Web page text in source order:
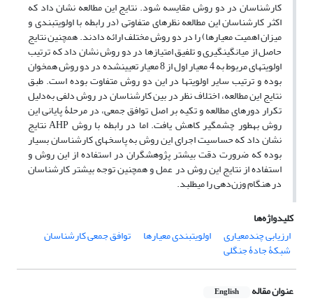
کارشناسان در دو روش مقایسه شود. نتایج این مطالعه نشان داد که
اکثر کارشناسان این مطالعه نظرهای متفاوتی (در رابطه با اولویت‏بندی و
میزان اهمیت معیار‏ها) را در دو روش مختلف ارائه دادند. همچنین نتایج
حاصل از میانگین‏گیری و تلفیق امتیازها در دو روش نشان داد که ترتیب
اولویت‏های مربوط به 4 معیار اول از 8 معیار تعیین‏شده در دو روش همخوان
بوده و ترتیب سایر اولویت‏ها در این دو روش متفاوت بوده است. طبق
نتایج این مطالعه، اختلاف نظر در بین کارشناسان در روش دلفی به‌دلیل
تکرار دور‏های مطالعه و تکیه ‏بر اصل توافق جمعی، در مرحلۀ پایانی این
روش به‏طور چشمگیر کاهش یافت. اما در رابطه با روش AHP نتایج
نشان داد که حساسیت اجرای این روش به پاسخ‏های کارشناسان بسیار
بوده که ضرورت دقت بیشتر پژوهشگران در استفاده از این روش و
استفاده از نتایج این روش در عمل و همچنین توجه بیشتر کارشناسان
در هنگام وزن‌دهی را می‏طلبد.
کلیدواژه‌ها
ارزیابی چند‌معیاری
اولویت‏بندی معیارها توافق جمعی کارشناسان
شبکۀ جادۀ جنگلی
عنوان مقاله English